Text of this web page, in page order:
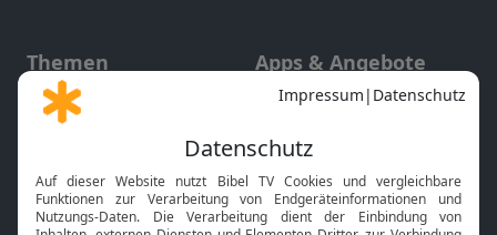
Themen
Gott und Bibel erklärt
Neuigkeiten
Apps & Angebote
Mobile App
Smart TV
HbbTV